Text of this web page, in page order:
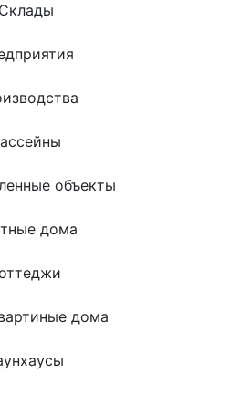
Склады
объекты
дома
дома